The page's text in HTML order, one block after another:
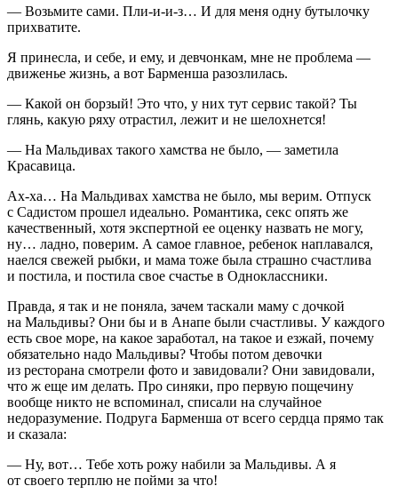
— Возьмите сами. Пли-и-и-з… И для меня одну бутылочку
прихватите.
Я принесла, и себе, и ему, и девчонкам, мне не проблема —
движенье жизнь, а вот Барменша разозлилась.
— Какой он борзый! Это что, у них тут сервис такой? Ты
глянь, какую ряху отрастил, лежит и не шелохнется!
— На Мальдивах такого хамства не было, — заметила
Красавица.
Ах-ха… На Мальдивах хамства не было, мы верим. Отпуск
с Садистом прошел идеально. Романтика, секс опять же
качественный, хотя экспертной ее оценку назвать не могу,
ну… ладно, поверим. А самое главное, ребенок наплавался,
наелся свежей рыбки, и мама тоже была страшно счастлива
и постила, и постила свое счастье в Одноклассники.
Правда, я так и не поняла, зачем таскали маму с дочкой
на Мальдивы? Они бы и в Анапе были счастливы. У каждого
есть свое море, на какое заработал, на такое и езжай, почему
обязательно надо Мальдивы? Чтобы потом девочки
из ресторана смотрели фото и завидовали? Они завидовали,
что ж еще им делать. Про синяки, про первую пощечину
вообще никто не вспоминал, списали на случайное
недоразумение. Подруга Барменша от всего сердца прямо так
и сказала:
— Ну, вот… Тебе хоть рожу набили за Мальдивы. А я
от своего терплю не пойми за что!